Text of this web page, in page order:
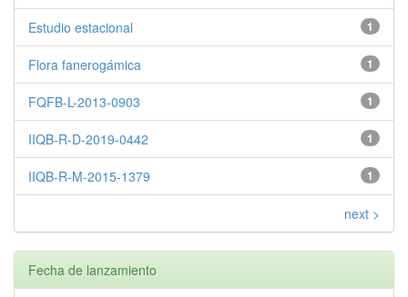
1
Estudio estacional
1
Flora fanerogámica
1
FQFB-L-2013-0903
1
IIQB-R-D-2019-0442
1
IIQB-R-M-2015-1379
next >
Fecha de lanzamiento